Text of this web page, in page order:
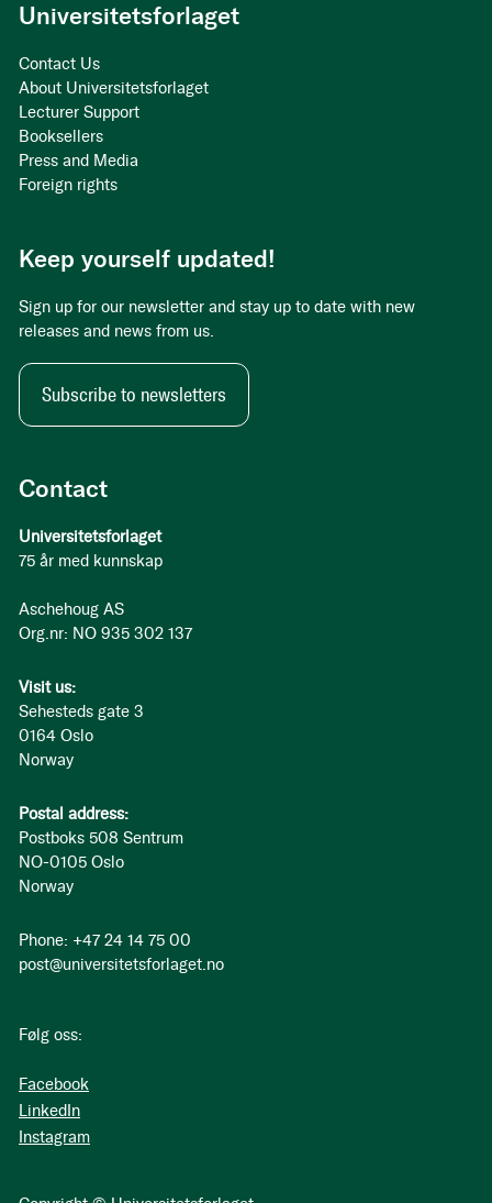
Contact
Universitetsforlaget
75 år med kunnskap
Aschehoug AS
Org.nr: NO 935 302 137
Visit us:
Sehesteds gate 3
0164 Oslo
Norway
Postal address:
Postboks 508 Sentrum
NO-0105 Oslo
Norway
Phone: +47 24 14 75 00
post@universitetsforlaget.no
Følg oss:
Facebook
LinkedIn
Instagram
Universitetsforlaget
Contact Us
About Universitetsforlaget
Lecturer Support
Booksellers
Press and Media
Foreign rights
Keep yourself updated!
Sign up for our newsletter and stay up to date with new
releases and news from us.
Subscribe to newsletters